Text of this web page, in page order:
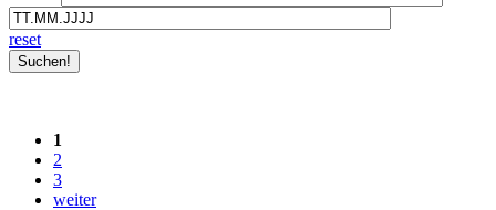
reset
1
2
3
weiter